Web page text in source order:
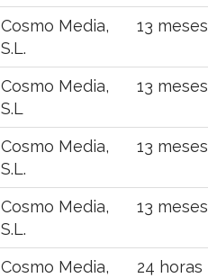
Cosmo Media,
S.L.
13 meses
Cosmo Media,
S.L
13 meses
Cosmo Media,
S.L.
13 meses
Cosmo Media,
S.L.
13 meses
Cosmo Media,
24 horas